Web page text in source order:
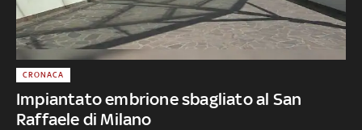
Impiantato embrione sbagliato al San
Raffaele di Milano
CRONACA